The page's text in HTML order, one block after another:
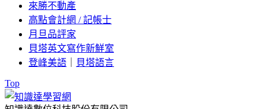
來勝不動產
高點會計網 / 記帳士
月旦品評家
貝塔英文寫作新鮮室
登峰美語
貝塔語言
Top